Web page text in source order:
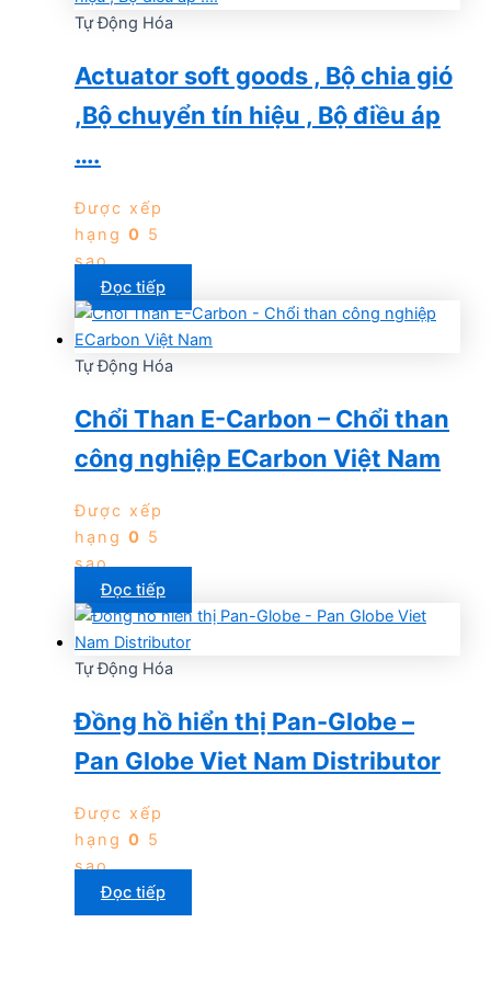
Tự Động Hóa
Actuator soft goods , Bộ chia gió
,Bộ chuyển tín hiệu , Bộ điều áp
….
Được xếp
hạng 0 5
sao
Đọc tiếp
Tự Động Hóa
Chổi Than E-Carbon – Chổi than
công nghiệp ECarbon Việt Nam
Được xếp
hạng 0 5
sao
Đọc tiếp
Tự Động Hóa
Đồng hồ hiển thị Pan-Globe –
Pan Globe Viet Nam Distributor
Được xếp
hạng 0 5
sao
Đọc tiếp